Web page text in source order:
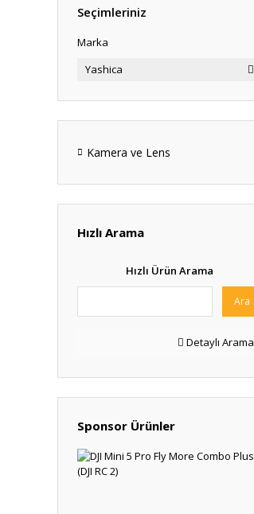
Seçimleriniz
Marka
Yashica
Kamera ve Lens
Hızlı Arama
Hızlı Ürün Arama
Ara
Detaylı Arama
Sponsor Ürünler